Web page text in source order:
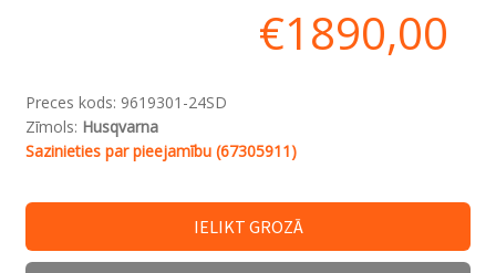
€1890,00
Preces kods: 9619301-24SD
Zīmols: Husqvarna
Sazinieties par pieejamību (67305911)
IELIKT GROZĀ